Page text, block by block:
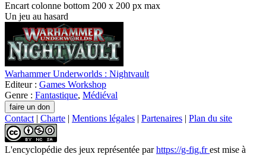
Encart colonne bottom 200 x 200 px max
Un jeu au hasard
Warhammer Underworlds : Nightvault
Editeur : Games Workshop
Genre : Fantastique, Médiéval
Contact | Charte | Mentions légales | Partenaires | Plan du site
L'encyclopédie des jeux représentée parhttps://g-fig.frest mise à